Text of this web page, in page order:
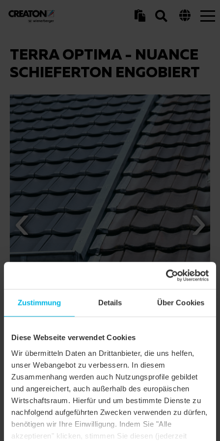
Zustimmung Details Über Cookies
Diese Webseite verwendet Cookies
Wir übermitteln Daten an Drittanbieter, die uns helfen,
unser Webangebot zu verbessern. In diesem
Zusammenhang werden auch Nutzungsprofile gebildet
und angereichert, auch außerhalb des europäischen
Wirtschaftsraum. Hierfür und um bestimmte Dienste zu
nachfolgend aufgeführten Zwecken verwenden zu dürfen,
benötigen wir Ihre Einwilligung. Indem Sie "Alle
akzeptieren" klicken, stimmen Sie diesen (jederzeit
TERRA OPTIMA - NUANCE
SCHIEFERTON ENGOBIERT
DETAILS
MODELL TERRA OPTIMA
Produktfamilie Reformziegel
Produktgruppe Dachziegel